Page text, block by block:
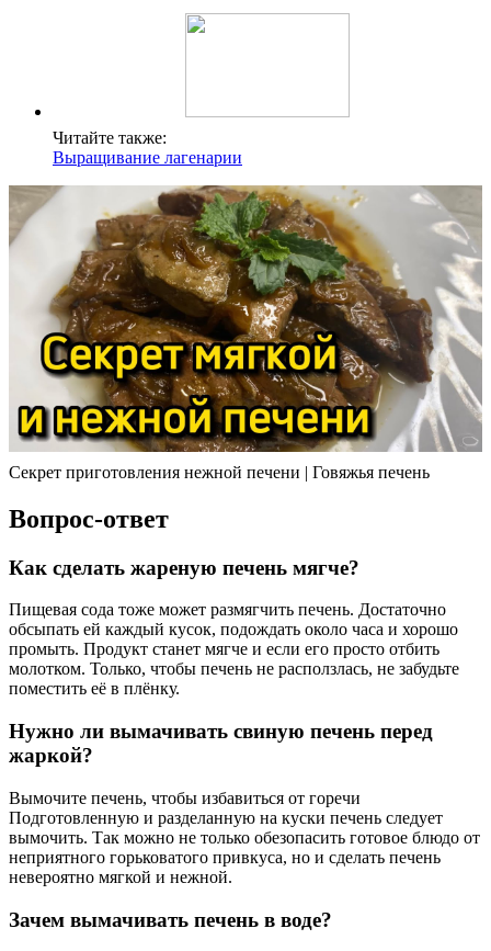
Читайте также:
Выращивание лагенарии
Секрет приготовления нежной печени | Говяжья печень
Вопрос-ответ
Как сделать жареную печень мягче?
Пищевая сода тоже может размягчить печень. Достаточно
обсыпать ей каждый кусок, подождать около часа и хорошо
промыть. Продукт станет мягче и если его просто отбить
молотком. Только, чтобы печень не расползлась, не забудьте
поместить её в плёнку.
Нужно ли вымачивать свиную печень перед
жаркой?
Вымочите печень, чтобы избавиться от горечи
Подготовленную и разделанную на куски печень следует
вымочить. Так можно не только обезопасить готовое блюдо от
неприятного горьковатого привкуса, но и сделать печень
невероятно мягкой и нежной.
Зачем вымачивать печень в воде?